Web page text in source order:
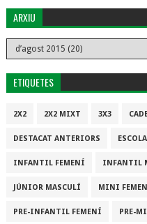
ARXIU
ETIQUETES
2X2 2X2 MIXT 3X3
DESTACAT ANTERIORS
INFANTIL FEMENÍ INFANTIL
JÚNIOR MASCULÍ MINI
PRE-INFANTIL FEMENÍ PRE-